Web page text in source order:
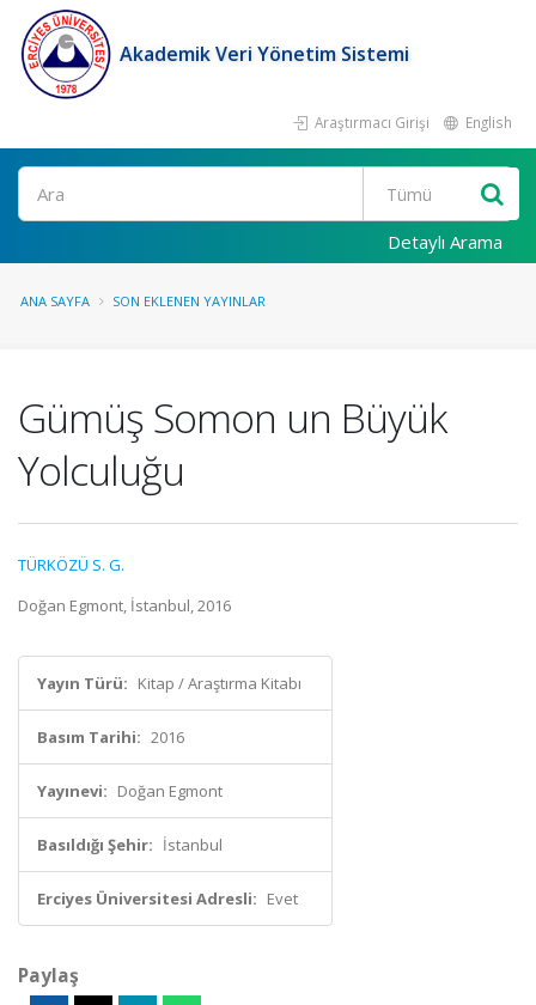
Akademik Veri Yönetim Sistemi
Araştırmacı Girişi English
Ara
Detaylı Arama
ANA SAYFA SON EKLENEN YAYINLAR
Gümüş Somon un Büyük
Yolculuğu
TÜRKÖZÜ S. G.
Doğan Egmont, İstanbul, 2016
Yayın Türü: Kitap / Araştırma Kitabı
Basım Tarihi: 2016
Yayınevi: Doğan Egmont
Basıldığı Şehir: İstanbul
Erciyes Üniversitesi Adresli: Evet
Paylaş